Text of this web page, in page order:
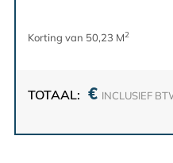
Korting van 50,23 M2
TOTAAL: € INCLUSIEF